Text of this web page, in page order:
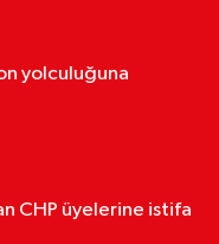
yolculuğuna
CHP üyelerine istifa